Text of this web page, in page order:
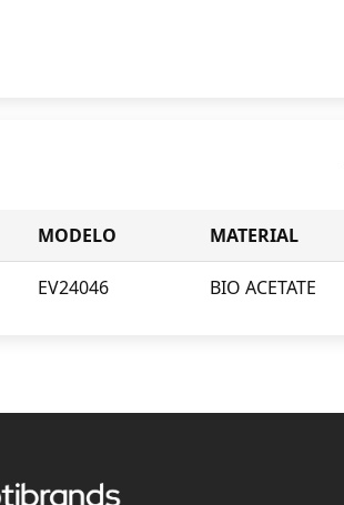
MODELO MATERIAL
EV24046 BIO ACETATE